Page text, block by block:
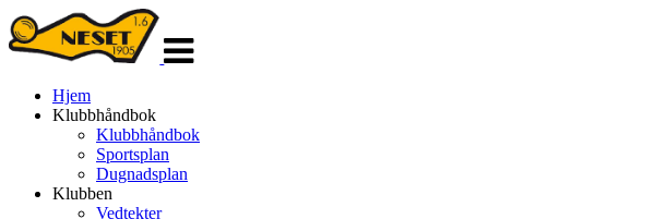
navigasjon
Hjem
Klubbhåndbok
Klubbhåndbok
Sportsplan
Dugnadsplan
Klubben
Vedtekter